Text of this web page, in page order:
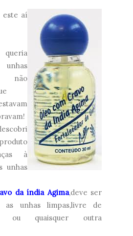
este aí
não
à
unhas
da índia Agima,deve ser
as unhas limpas,livre de
ou quaisquer outra